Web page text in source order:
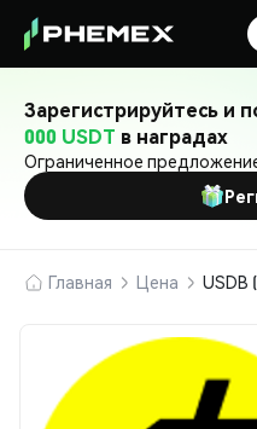
Зарегистрируйтесь и
000 USDT в наградах
Ограниченное
Главная Цена USDB